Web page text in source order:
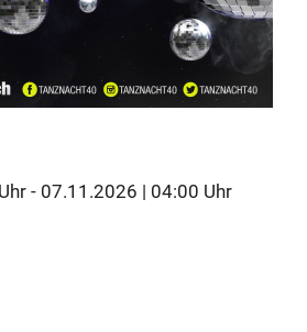
- 07.11.2026 | 04:00 Uhr